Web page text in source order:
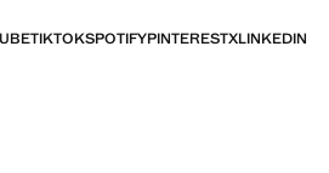
TIKTOKSPOTIFYPINTERESTXLINKEDIN